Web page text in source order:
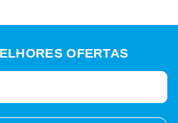
OFERTAS